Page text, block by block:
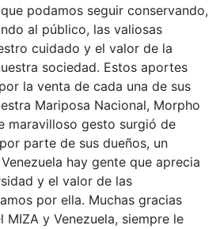
podamos seguir conservando,
al público, las valiosas
cuidado y el valor de la
sociedad. Estos aportes
la venta de cada una de sus
Mariposa Nacional, Morpho
maravilloso gesto surgió de
parte de sus dueños, un
hay gente que aprecia
y el valor de las
por ella. Muchas gracias
MIZA y Venezuela, siempre le